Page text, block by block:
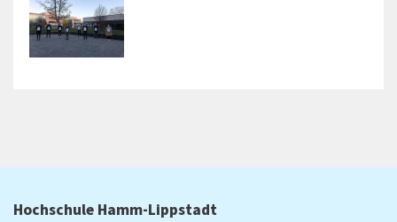
Hochschule Hamm-Lippstadt